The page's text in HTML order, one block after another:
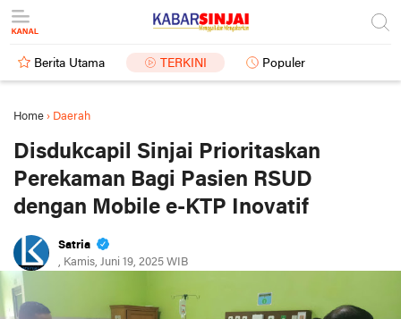
Berita Utama TERKINI Populer
Home › Daerah
Disdukcapil Sinjai Prioritaskan
Perekaman Bagi Pasien RSUD
dengan Mobile e-KTP Inovatif
Satria
, Kamis, Juni 19, 2025 WIB